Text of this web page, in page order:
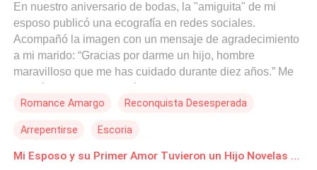
En nuestro aniversario de bodas, la "amiguita" de mi
esposo publicó una ecografía en redes sociales.
Acompañó la imagen con un mensaje de agradecimiento
a mi marido: “Gracias por darme un hijo, hombre
maravilloso que me has cuidado durante diez años.” Me
discordia?] Mi esposo Diego me llamó de inmediato,
para que pudiera ser madre soltera. —Además, Lucía
quedó embarazada a la primera, mientras que tú lo has
Romance Amargo Reconquista Desesperada
Arrepentirse Escoria
Mi Esposo y su Primer Amor Tuvieron un Hijo Novelas Online Descarga gratuita de PDF